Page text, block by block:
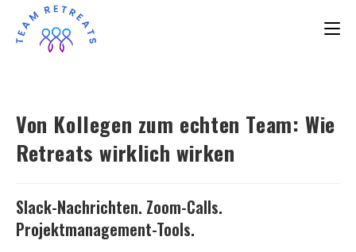
Von Kollegen zum echten Team: Wie
Retreats wirklich wirken
Slack-Nachrichten. Zoom-Calls.
Projektmanagement-Tools.